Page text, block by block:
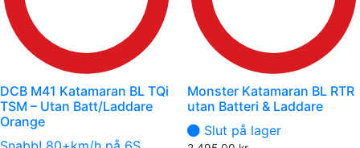
DCB M41 Katamaran BL TQi
TSM – Utan Batt/Laddare
Orange
Monster Katamaran BL RTR
utan Batteri & Laddare
Slut på lager